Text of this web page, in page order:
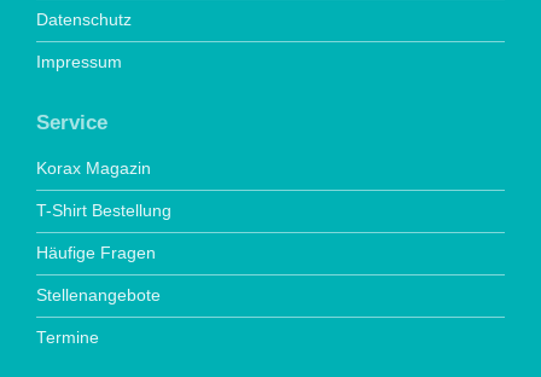
Datenschutz
Impressum
Service
Korax Magazin
T-Shirt Bestellung
Häufige Fragen
Stellenangebote
Termine